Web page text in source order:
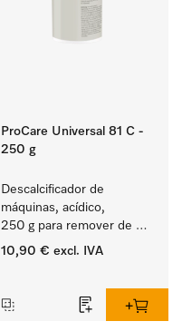
ProCare Universal 81 C -
250 g
Descalcificador de
máquinas, acídico,
250 g para remover de
depósitos de calcário
10,90 € excl. IVA